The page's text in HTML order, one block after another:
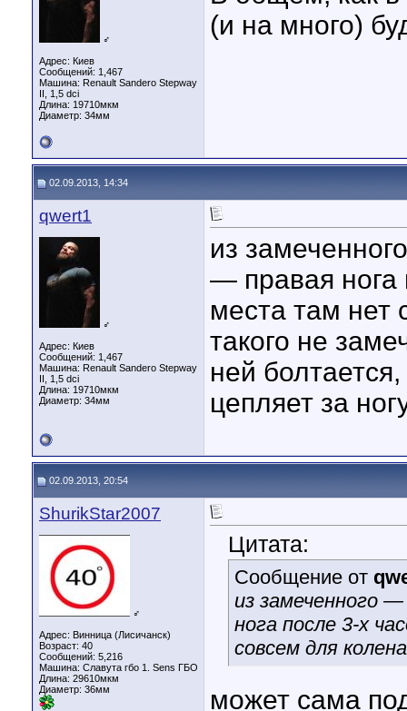
♂
Адрес: Киев
Сообщений: 1,467
Машина: Renault Sandero Stepway
II, 1,5 dci
Длина: 19710мкм
Диаметр: 34мм
(и на много)
02.09.2013, 14:34
qwert1
♂
Адрес: Киев
Сообщений: 1,467
Машина: Renault Sandero Stepway
II, 1,5 dci
Длина: 19710мкм
Диаметр: 34мм
из
— правая нога
места там нет
такого не
ней
цепляет за
02.09.2013, 20:54
ShurikStar2007
♂
Адрес: Винница (Лисичанск)
Возраст: 40
Сообщений: 5,216
Машина: Славута гбо 1. Sens ГБО
Длина: 29610мкм
Диаметр: 36мм
Цитата:
Сообщение от
из замеченного
нога после 3-х
совсем для
может сама